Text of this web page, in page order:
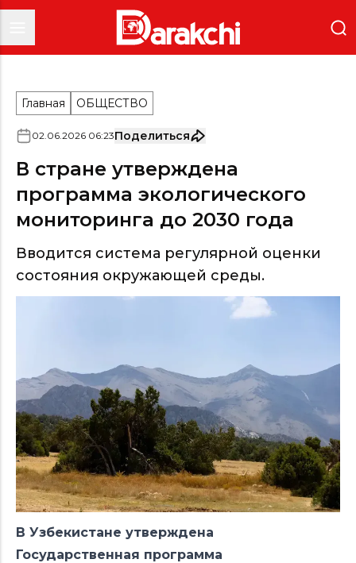
Главная ОБЩЕСТВО
02.06.2026 06:23Поделиться
В стране утверждена
программа экологического
мониторинга до 2030 года
Вводится система регулярной оценки
состояния окружающей среды.
В Узбекистане утверждена
Государственная программа